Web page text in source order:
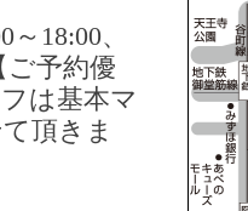
～18:00、
ご予約優
は基本マ
頂きま